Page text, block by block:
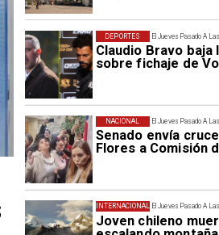
El Jueves Pasado A
Claudio Bravo baja
sobre fichaje de
DEPORTES
El Jueves Pasado A
Senado envía
Flores a Comisión
NACIONAL
El Jueves Pasado A
Joven chileno
INTERNACIONAL